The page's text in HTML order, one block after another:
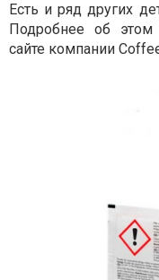
Есть и ряд других
Подробнее об
сайте компании